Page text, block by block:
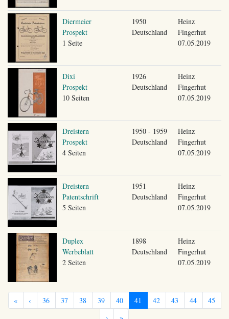
Diermeier
Prospekt
1 Seite
1950
Deutschland
Heinz
Fingerhut
07.05.2019
Dixi
Prospekt
10 Seiten
1926
Deutschland
Heinz
Fingerhut
07.05.2019
Dreistern
Prospekt
4 Seiten
1950 - 1959
Deutschland
Heinz
Fingerhut
07.05.2019
Dreistern
Patentschrift
5 Seiten
1951
Deutschland
Heinz
Fingerhut
07.05.2019
Duplex
Werbeblatt
2 Seiten
1898
Deutschland
Heinz
Fingerhut
07.05.2019
« ‹ 36 37 38 39 40 41 42 43 44
45
›
»